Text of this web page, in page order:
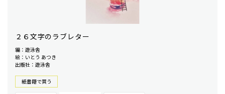
２６文字のラブレター
編：遊泳舎
絵：いとう あつき
出版社：遊泳舎
紙書籍で買う